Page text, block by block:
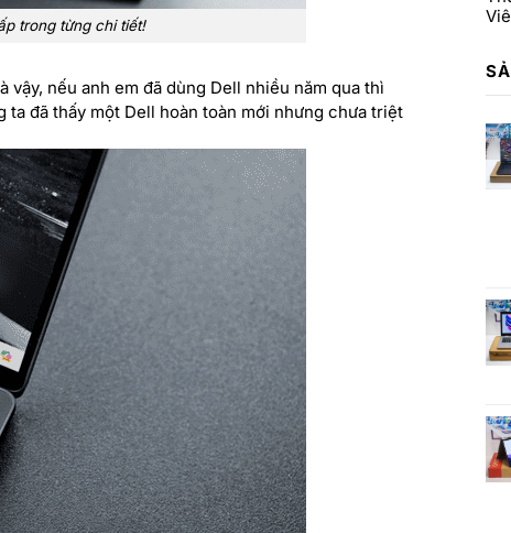
trong từng chi tiết!
nếu anh em đã dùng Dell nhiều năm qua thì
ta đã thấy một Dell hoàn toàn mới nhưng chưa triệt